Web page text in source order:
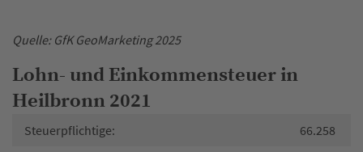
Quelle: GfK GeoMarketing 2025
Lohn- und Einkommensteuer in
Heilbronn 2021
Steuerpflichtige:
66.258